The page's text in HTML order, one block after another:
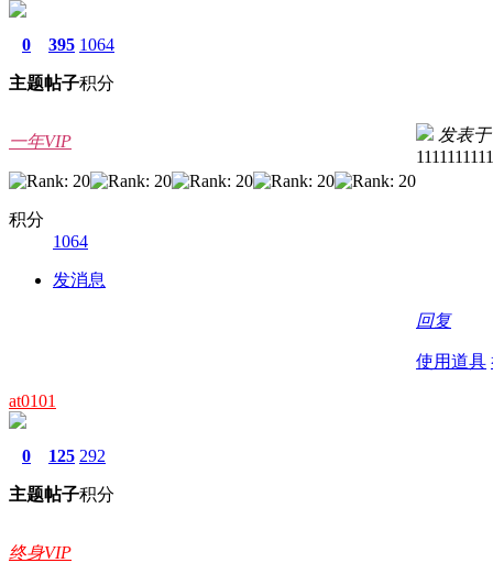
0
主题
395
帖子
1064
积分
一年VIP
积分
1064
发消息
发表于
回复
使用道具
at0101
0
主题
125
帖子
292
积分
终身VIP